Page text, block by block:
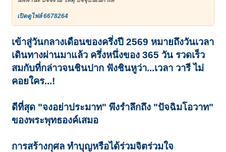
เปิดดูไฟล์ 6678264
เข้าสู่วันกลางเดือนของครึ่งปี 2569 หมายถึงวันเวลา
เดินทางผ่านมาแล้ว ครึ่งหนึ่งของ 365 วัน รวดเร็ว
สมกับที่กล่าวจนชินปาก ฟังชินหูว่า...เวลา วารี ไม่
คอยใคร...!
ดีที่สุด "จงอย่าประมาท" พึงรำลึกถึง "ปัจฉิมโอวาท"
ของพระพุทธองค์เสมอ
การสร้างกุศล ทำบุญหรือได้ร่วมจิตร่วมใจ